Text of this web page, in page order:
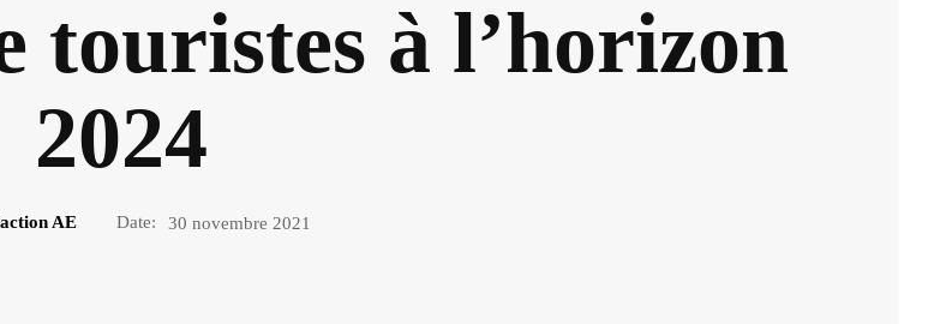
touristes à l’horizon
2024
AE Date: 30 novembre 2021